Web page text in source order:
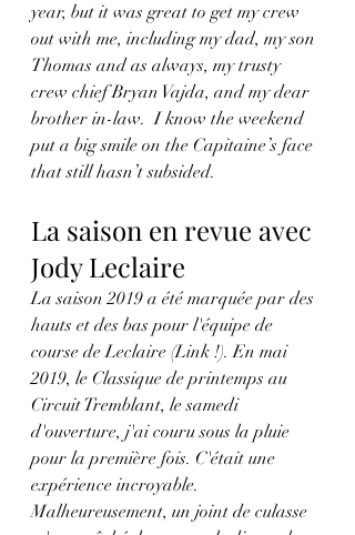
year, but it was great to get my crew
out with me, including my dad, my son
Thomas and as always, my trusty
crew chief Bryan Vajda, and my dear
brother in-law.  I know the weekend
put a big smile on the Capitaine’s face
that still hasn’t subsided.
La saison en revue avec
Jody Leclaire
La saison 2019 a été marquée par des
hauts et des bas pour l'équipe de
course de Leclaire (Link !). En mai
2019, le Classique de printemps au
Circuit Tremblant, le samedi
d'ouverture, j'ai couru sous la pluie
pour la première fois. C'était une
expérience incroyable.
Malheureusement, un joint de culasse